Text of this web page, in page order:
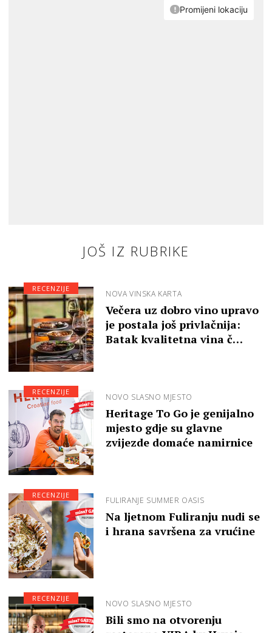
JOŠ IZ RUBRIKE
NOVA VINSKA KARTA
Večera uz dobro vino upravo
je postala još privlačnija:
Batak kvalitetna vina č…
RECENZIJE
NOVO SLASNO MJESTO
Heritage To Go je genijalno
mjesto gdje su glavne
zvijezde domaće namirnice
RECENZIJE
FULIRANJE SUMMER OASIS
Na ljetnom Fuliranju nudi se
i hrana savršena za vrućine
RECENZIJE
NOVO SLASNO MJESTO
Bili smo na otvorenju
RECENZIJE